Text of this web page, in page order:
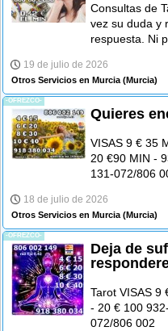
Consultas de
vez su duda y
respuesta. Ni
19 de julio de 2026
Otros Servicios en Murcia (Murcia)
-OFREZCO-
Quieres
VISAS 9 € 35
20 €90 MIN -
131-072/806
18 de julio de 2026
Otros Servicios en Murcia (Murcia)
-OFREZCO-
Deja de
Tarot VISAS 9
- 20 € 100
072/806 002